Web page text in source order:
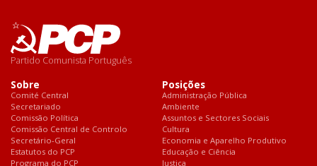
Partido Comunista Português
Sobre
Comité Central
Secretariado
Comissão Política
Comissão Central de Controlo
Secretário-Geral
Estatutos do PCP
Programa do PCP
Posições
Administração Pública
Ambiente
Assuntos e Sectores Sociais
Cultura
Economia e Aparelho Produtivo
Educação e Ciência
Justiça